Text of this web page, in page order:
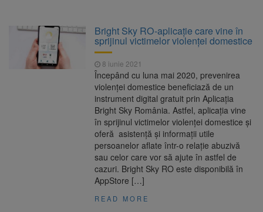
Bright Sky RO-aplicație care vine în
sprijinul victimelor violenței domestice
8 iunie 2021
Începând cu luna mai 2020, prevenirea
violenței domestice beneficiază de un
instrument digital gratuit prin Aplicația
Bright Sky România. Astfel, aplicația vine
în sprijinul victimelor violenței domestice și
oferă asistență și informații utile
persoanelor aflate într-o relație abuzivă
sau celor care vor să ajute în astfel de
cazuri. Bright Sky RO este disponibilă în
AppStore […]
READ MORE